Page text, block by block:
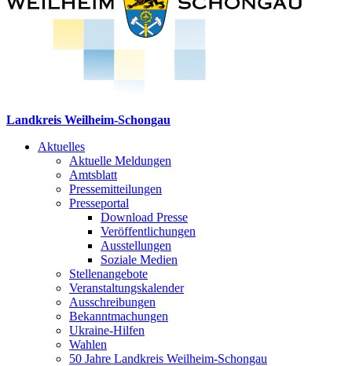
Landkreis Weilheim-Schongau
Aktuelles
Aktuelle Meldungen
Amtsblatt
Pressemitteilungen
Presseportal
Download Presse
Veröffentlichungen
Ausstellungen
Soziale Medien
Stellenangebote
Veranstaltungskalender
Ausschreibungen
Bekanntmachungen
Ukraine-Hilfen
Wahlen
50 Jahre Landkreis Weilheim-Schongau